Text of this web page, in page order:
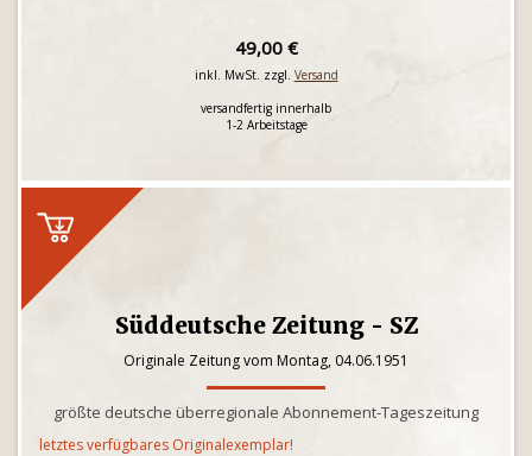
49,00 €
inkl. MwSt. zzgl. Versand
versandfertig innerhalb
1-2 Arbeitstage
Süddeutsche Zeitung - SZ
Originale Zeitung vom Montag, 04.06.1951
größte deutsche überregionale Abonnement-Tageszeitung
letztes verfügbares Originalexemplar!